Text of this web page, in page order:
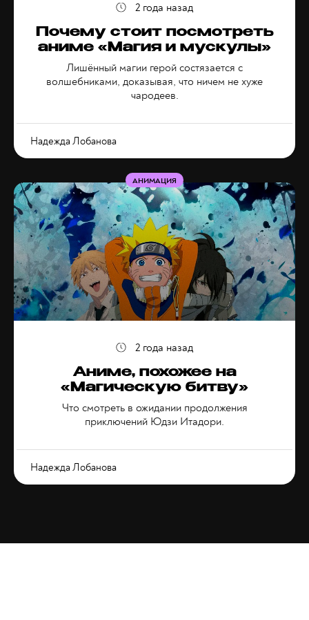
Почему стоит посмотреть
аниме «Магия и мускулы»
Лишённый магии герой состязается с
волшебниками, доказывая, что ничем не хуже
чародеев.
Надежда Лобанова
2 года назад
Аниме, похожее на
«Магическую битву»
Что смотреть в ожидании продолжения
приключений Юдзи Итадори.
АНИМАЦИЯ
Надежда Лобанова
2 года назад